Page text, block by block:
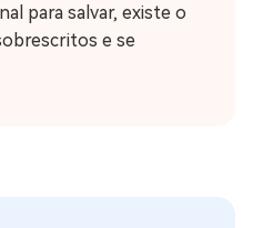
para salvar, existe o
e se